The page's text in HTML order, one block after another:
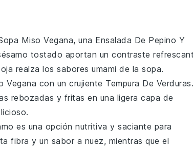
Miso Vegana, una Ensalada De Pepino Y
tostado aportan un contraste
realza los sabores umami de la sopa.
Vegana con un crujiente Tempura De Verduras.
rebozadas y fritas en una ligera capa de
es una opción nutritiva y saciante para
fibra y un sabor a nuez, mientras que el